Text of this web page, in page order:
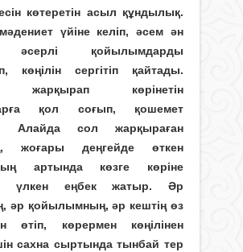
көтеретін асыл құндылық.
үйіне келіп, әсем ән
әсерлі қойылымдарды
көңілін сергітіп қайтады.
жарқырап көрінетін
қол соғып, қошемет
Алайда сол жарқыраған
жоғары деңгейде өткен
артында көзге көріне
үлкен еңбек жатыр. Әр
әр қойылымның, әр кештің өз
өтіп, көрермен көңілінен
сахна сыртында тынбай тер